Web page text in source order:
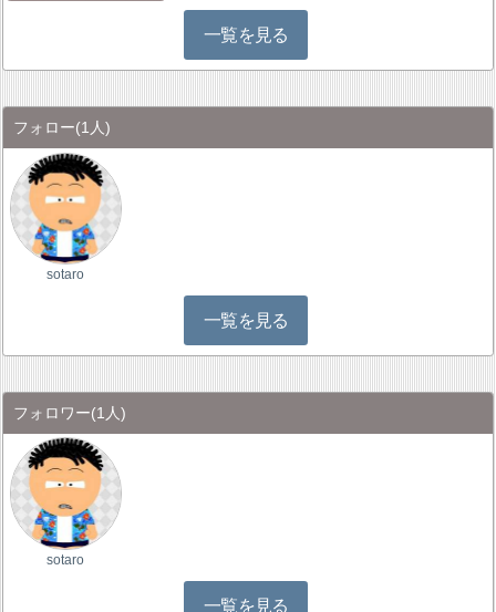
一覧を見る
フォロー(1人)
sotaro
一覧を見る
フォロワー(1人)
sotaro
一覧を見る